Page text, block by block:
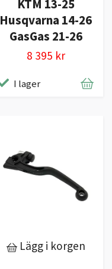
KTM 13-25
Husqvarna 14-26
GasGas 21-26
8 395 kr
I lager
Lägg i korgen